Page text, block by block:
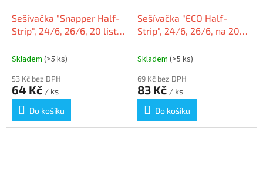
Sešívačka "Snapper Half-
Strip", 24/6, 26/6, 20 listů,
Skladem (>5 ks)
53 Kč bez DPH
64 Kč / ks
Do košíku
Sešívačka "ECO Half-
Strip", 24/6, 26/6, na 20
RAPESCO
Skladem (>5 ks)
69 Kč bez DPH
83 Kč / ks
Do košíku